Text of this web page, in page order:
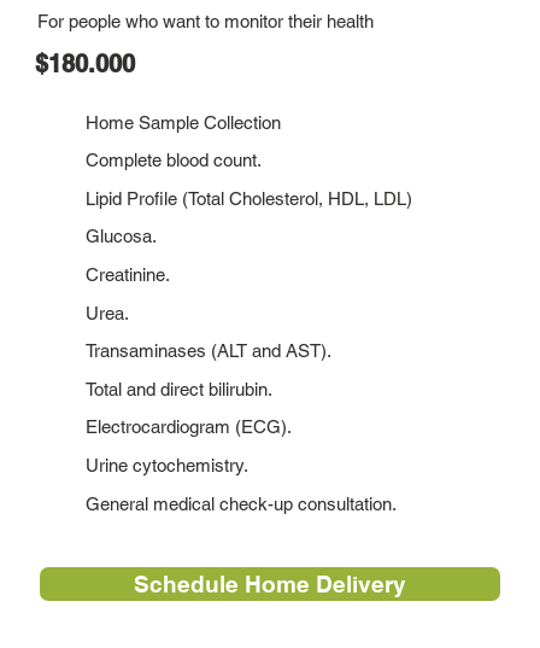
For people who want to monitor their health
$180.000
Home Sample Collection
Complete blood count.
Lipid Profile (Total Cholesterol, HDL, LDL)
Glucosa.
Creatinine.
Urea.
Transaminases (ALT and AST).
Total and direct bilirubin.
Electrocardiogram (ECG).
Urine cytochemistry.
General medical check-up consultation.
Schedule Home Delivery